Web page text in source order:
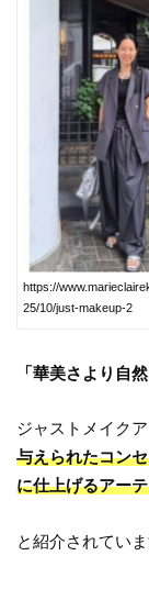
https://
25/10/just-makeup-2
「華美さより自
ジャストメイク
与えられたコン
に仕上げるアー
と紹介されてい